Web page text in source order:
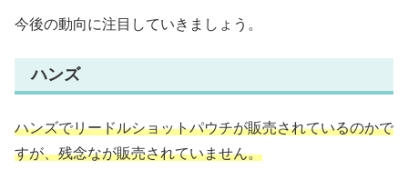
今後の動向に注目していきましょう。
ハンズ
ハンズでリードルショットパウチが販売されているのかで
すが、残念なが販売されていません。